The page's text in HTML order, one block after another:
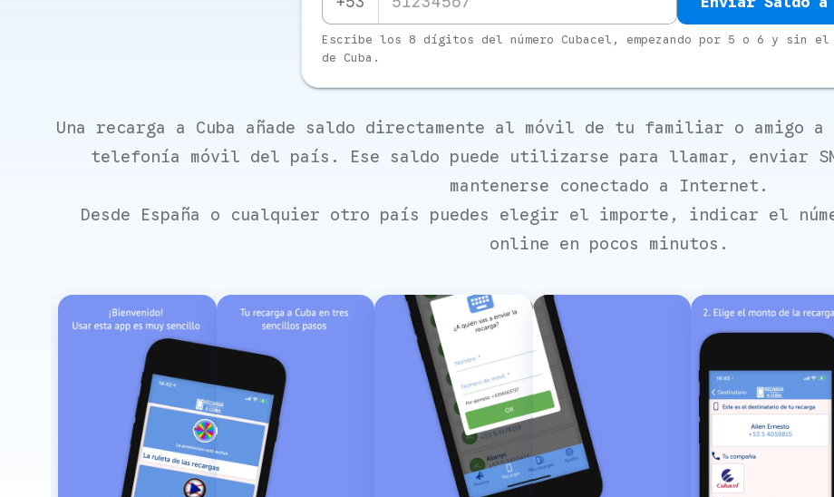
Escribe los 8 dígitos del número Cubacel, empezando por 5 o 6 y sin
de Cuba.
Una recarga a Cuba añade saldo directamente al móvil de tu familiar o amigo
telefonía móvil del país. Ese saldo puede utilizarse para llamar, enviar
mantenerse conectado a Internet.
Desde España o cualquier otro país puedes elegir el importe, indicar el
online en pocos minutos.